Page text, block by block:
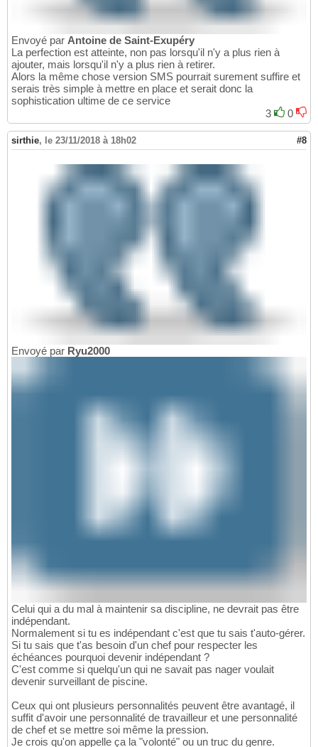
Envoyé par Antoine de Saint-Exupéry
La perfection est atteinte, non pas lorsqu'il n'y a plus rien à
ajouter, mais lorsqu'il n'y a plus rien à retirer.
Alors la même chose version SMS pourrait surement suffire et
serais très simple à mettre en place et serait donc la
sophistication ultime de ce service
3
0
sirthie, le 23/11/2018 à 18h02 #8
Envoyé par Ryu2000
Celui qui a du mal à maintenir sa discipline, ne devrait pas être
indépendant.
Normalement si tu es indépendant c'est que tu sais t'auto-gérer.
Si tu sais que t'as besoin d'un chef pour respecter les
échéances pourquoi devenir indépendant ?
C'est comme si quelqu'un qui ne savait pas nager voulait
devenir surveillant de piscine.
Ceux qui ont plusieurs personnalités peuvent être avantagé, il
suffit d'avoir une personnalité de travailleur et une personnalité
de chef et se mettre soi même la pression.
Je crois qu'on appelle ça la "volonté" ou un truc du genre.